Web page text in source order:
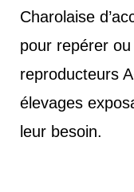
Charolaise
pour repérer
reproducteurs
élevages
leur besoin.